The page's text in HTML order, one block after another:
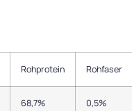
Rohprotein Rohfaser
68,7% 0,5%